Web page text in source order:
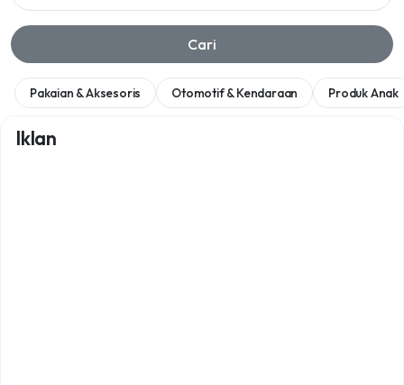
Cari
Pakaian & Aksesoris Otomotif & Kendaraan Produk Anak
Iklan